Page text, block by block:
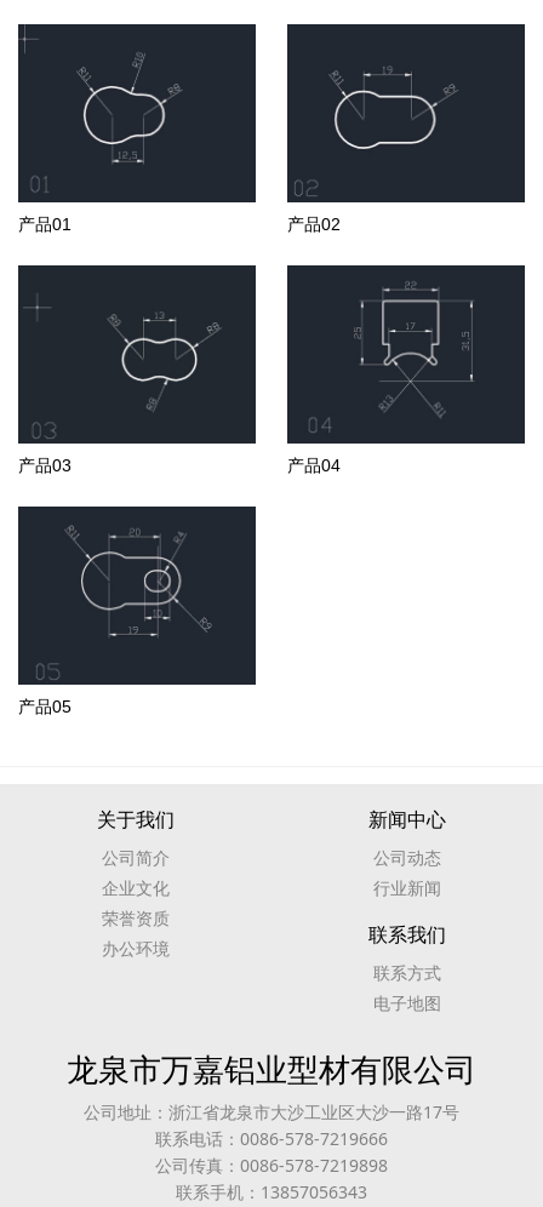
产品01 产品02
产品03 产品04
产品05
关于我们
公司简介
企业文化
荣誉资质
办公环境
新闻中心
公司动态
行业新闻
联系我们
联系方式
电子地图
龙泉市万嘉铝业型材有限公司
公司地址：浙江省龙泉市大沙工业区大沙一路17号
联系电话：0086-578-7219666
公司传真：0086-578-7219898
联系手机：13857056343